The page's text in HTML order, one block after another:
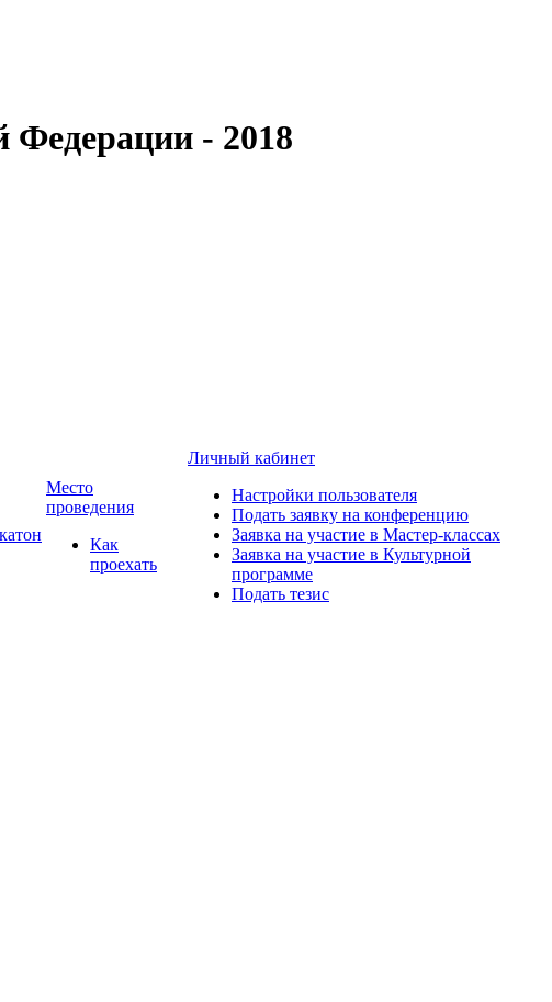
Федерации - 2018
Место
проведения
Как
проехать
Личный кабинет
Настройки пользователя
Подать заявку на конференцию
Заявка на участие в Мастер-классах
Заявка на участие в Культурной
программе
Подать тезис